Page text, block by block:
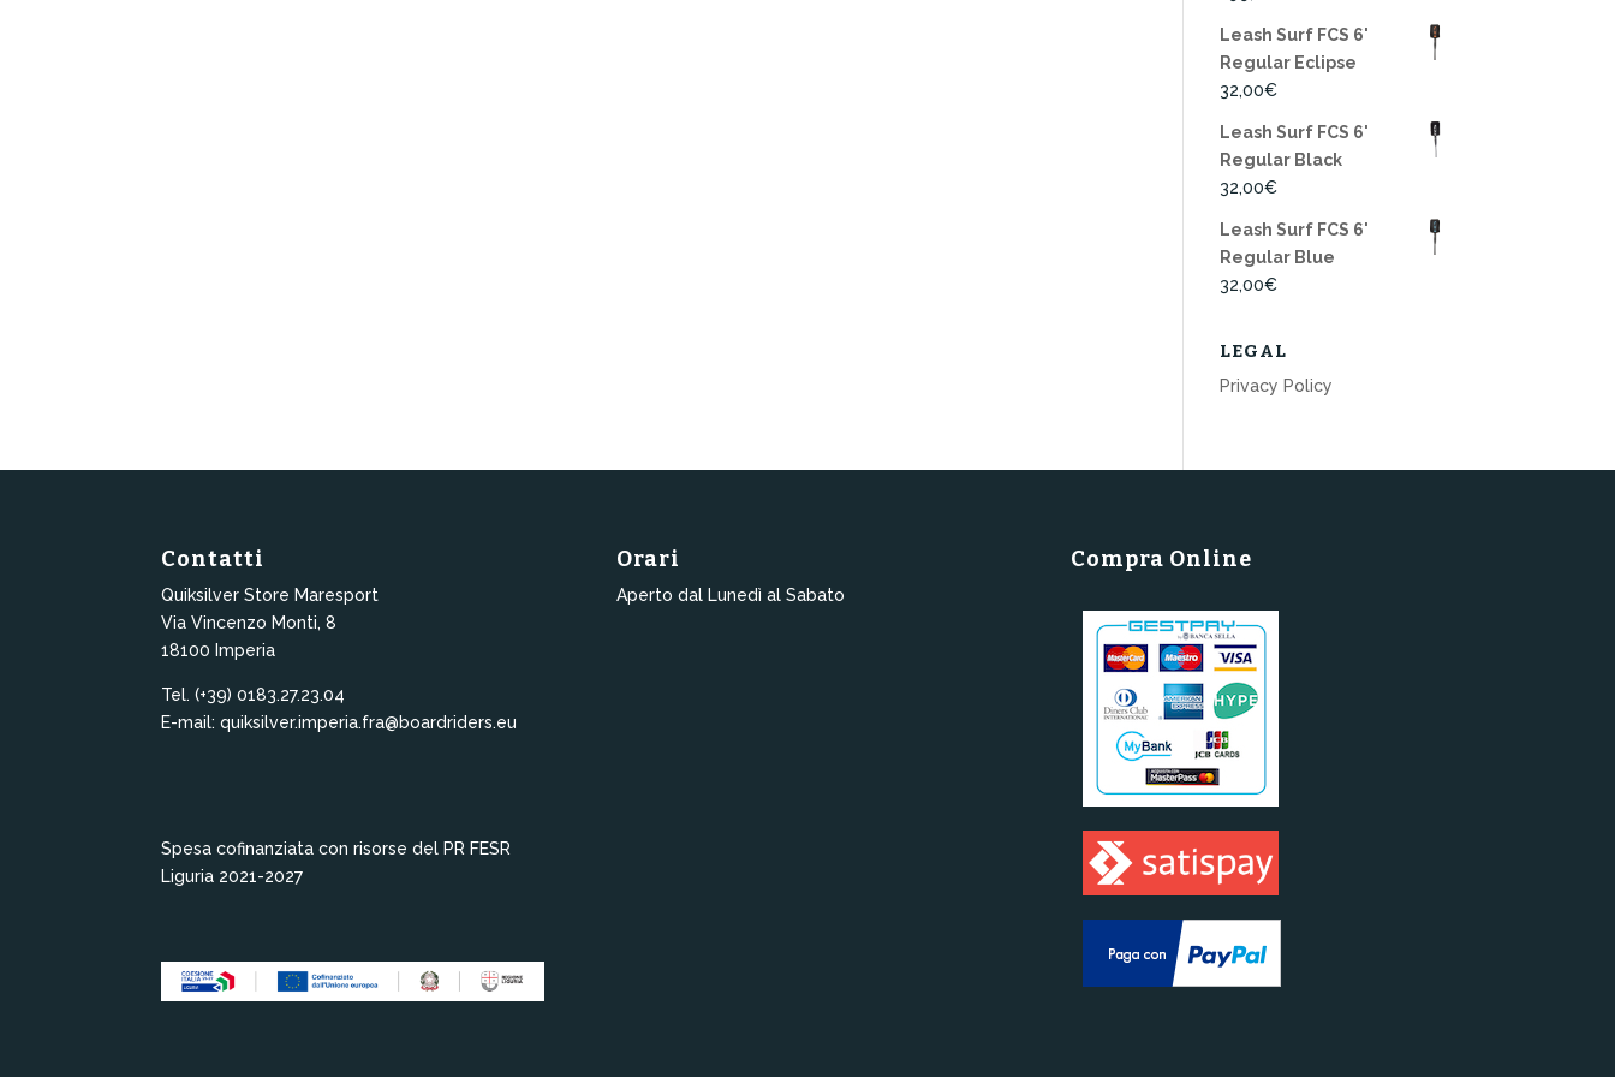
Leash Surf FCS 6'
Regular Eclipse
32,00€
Leash Surf FCS 6'
Regular Black
32,00€
Leash Surf FCS 6'
Regular Blue
32,00€
LEGAL
Privacy Policy
Contatti
Quiksilver Store Maresport
Via Vincenzo Monti, 8
18100 Imperia
Tel. (+39) 0183.27.23.04
E-mail: quiksilver.imperia.fra@boardriders.eu
Spesa cofinanziata con risorse del PR FESR
Liguria 2021-2027
Orari
Aperto dal Lunedì al Sabato
Compra Online